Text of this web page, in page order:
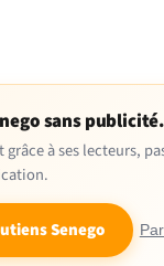
sans publicité.
grâce à ses lecteurs,
Senego